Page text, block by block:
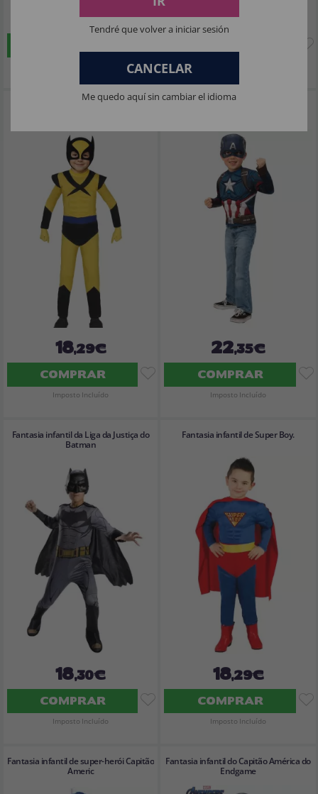
,16€ 35,57€
Fantasia econômica de Wolverine dos
18,29€
COMPRAR
Imposto Incluído
22,35€
COMPRAR
Imposto Incluído
Fantasia infantil da Liga da Justiça do
Batman
18,30€
COMPRAR
Imposto Incluído
Fantasia infantil de Super Boy.
18,29€
COMPRAR
Imposto Incluído
Fantasia infantil de super-herói Capitão
Americ
Fantasia infantil do Capitão América do
Endgame
Tendré que volver a iniciar sesión
CANCELAR
Me quedo aquí sin cambiar el idioma